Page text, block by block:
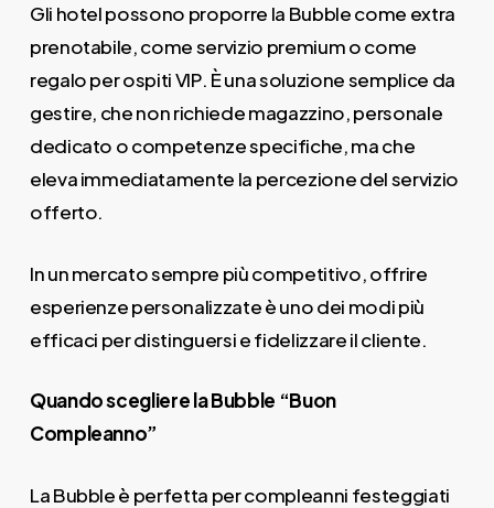
Gli hotel possono proporre la Bubble come extra
prenotabile, come servizio premium o come
regalo per ospiti VIP. È una soluzione semplice da
gestire, che non richiede magazzino, personale
dedicato o competenze specifiche, ma che
eleva immediatamente la percezione del servizio
offerto.
In un mercato sempre più competitivo, offrire
esperienze personalizzate è uno dei modi più
efficaci per distinguersi e fidelizzare il cliente.
Quando scegliere la Bubble “Buon
Compleanno”
La Bubble è perfetta per compleanni festeggiati